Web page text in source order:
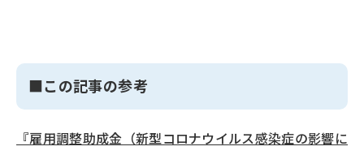
■この記事の参考
『雇用調整助成金（新型コロナウイルス感染症の影響に